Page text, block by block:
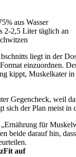
aus Wasser
2-2,5 Liter täglich an
liegt in der
einzuordnen.
kippt, Muskelkater
Gegencheck, weil
sich der Plan meist in
für
beide darauf hin,
auf